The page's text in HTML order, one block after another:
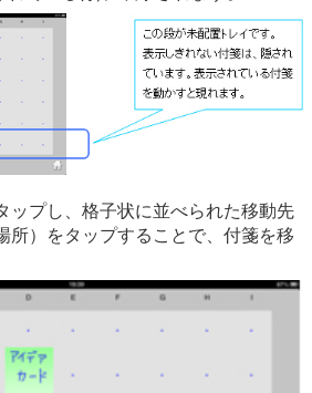
ップし、格子状に並べられた移動先
所）をタップすることで、付箋を移